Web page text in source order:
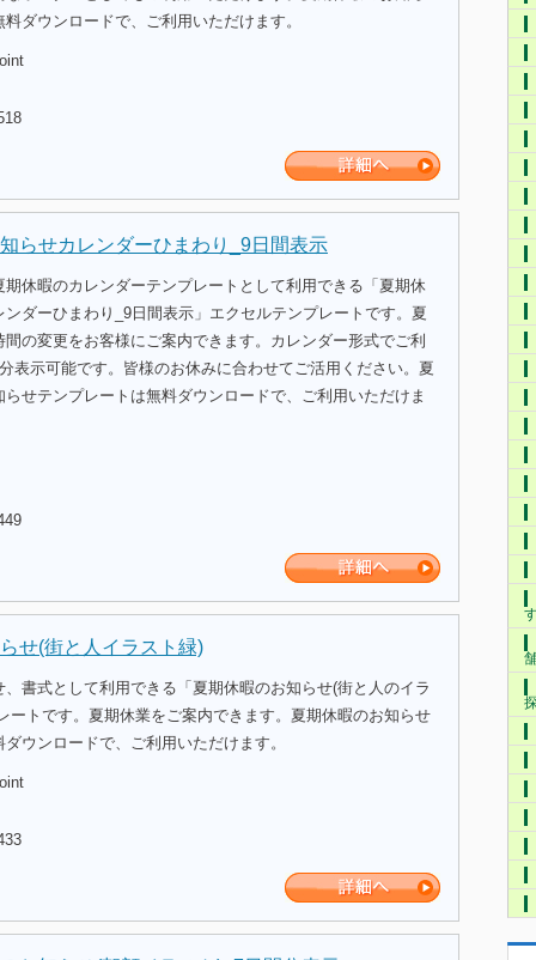
ダウンロードで、ご利用いただけます。
らせカレンダーひまわり_9日間表示
期休暇のカレンダーテンプレートとして利用できる「夏期休
ダーひまわり_9日間表示」エクセルテンプレートです。夏
の変更をお客様にご案内できます。カレンダー形式でご利
表示可能です。皆様のお休みに合わせてご活用ください。夏
せテンプレートは無料ダウンロードで、ご利用いただけま
せ(街と人イラスト緑)
書式として利用できる「夏期休暇のお知らせ(街と人のイラ
ートです。夏期休業をご案内できます。夏期休暇のお知らせ
ウンロードで、ご利用いただけます。